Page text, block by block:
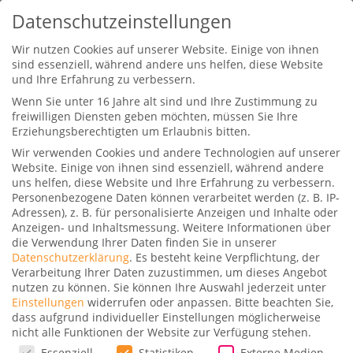
Heute ist es schwer, bei der Vielzahl an
Informationen auch das mitzubekommen, was
einem wichtig ist. Wir veröffentlichen Beiträge
hier auf unserer Webseite, Facebook Posts,
Instagram Bilder, YouTube Videos und auch
vergängliche Stories. Möchtest du über
Neuigkeiten und Aktionen direkt per Mail
Datenschutzeinstellungen
Wir nutzen Cookies auf unserer Website. Einige von ihnen
sind essenziell, während andere uns helfen, diese Website
und Ihre Erfahrung zu verbessern.
Wenn Sie unter 16 Jahre alt sind und Ihre Zustimmung zu
freiwilligen Diensten geben möchten, müssen Sie Ihre
Erziehungsberechtigten um Erlaubnis bitten.
Wir verwenden Cookies und andere Technologien auf unserer
Website. Einige von ihnen sind essenziell, während andere
uns helfen, diese Website und Ihre Erfahrung zu verbessern.
Personenbezogene Daten können verarbeitet werden (z. B. IP-
Adressen), z. B. für personalisierte Anzeigen und Inhalte oder
Anzeigen- und Inhaltsmessung. Weitere Informationen über
die Verwendung Ihrer Daten finden Sie in unserer
Datenschutzerklärung. Es besteht keine Verpflichtung, der
Verarbeitung Ihrer Daten zuzustimmen, um dieses Angebot
nutzen zu können. Sie können Ihre Auswahl jederzeit unter
Einstellungen widerrufen oder anpassen. Bitte beachten Sie,
dass aufgrund individueller Einstellungen möglicherweise
nicht alle Funktionen der Website zur Verfügung stehen.
Datenschutzeinstellungen